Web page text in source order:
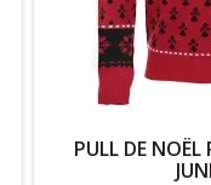
PULL DE